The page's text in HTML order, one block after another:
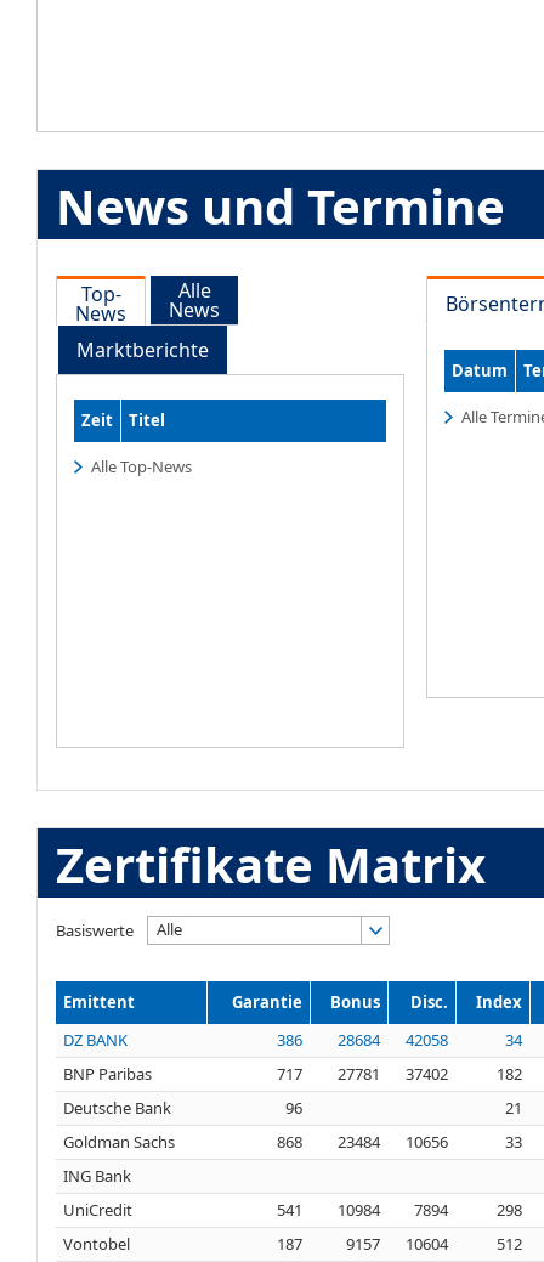
News und Termine
Top-
News
Alle
News
Marktberichte
Zeit Titel
Alle Top-News
Datum
Alle
Zertifikate Matrix
Basiswerte Alle
Emittent Garantie Bonus Disc.
Index
DZ BANK
386 28684 42058
34
BNP Paribas
717 27781 37402
182
Deutsche Bank
96
21
Goldman Sachs
868 23484 10656
33
ING Bank
UniCredit
541 10984 7894
298
Vontobel
187 9157 10604 512